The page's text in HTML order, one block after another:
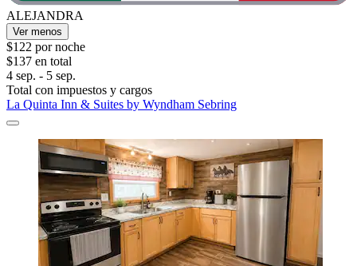
ALEJANDRA
Ver menos
$122 por noche
$137 en total
4 sep. - 5 sep.
Total con impuestos y cargos
La Quinta Inn & Suites by Wyndham Sebring